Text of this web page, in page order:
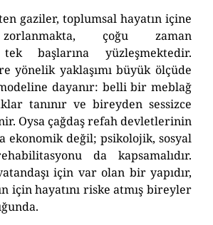
gaziler, toplumsal hayatın içine
çoğu zaman
başlarına yüzleşmektedir.
yönelik yaklaşımı büyük ölçüde
dayanır: belli bir meblağ
tanınır ve bireyden sessizce
Oysa çağdaş refah devletlerinin
ekonomik değil; psikolojik, sosyal
da kapsamalıdır.
için var olan bir yapıdır,
için hayatını riske atmış bireyler